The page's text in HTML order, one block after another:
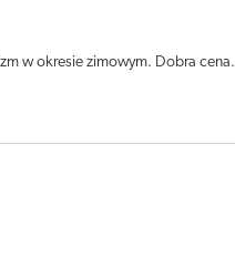
w okresie zimowym. Dobra cena.